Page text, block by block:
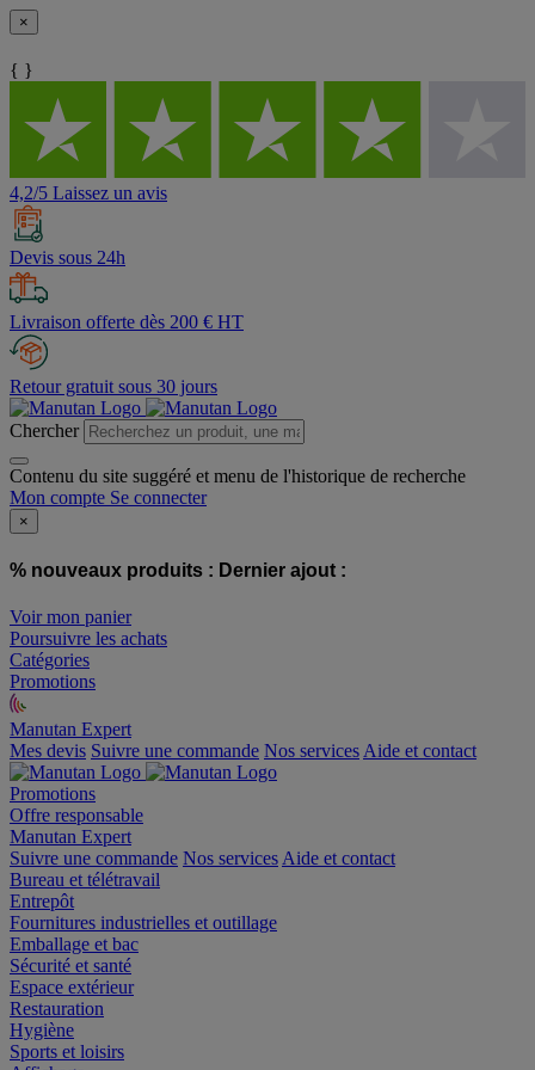
×
{ }
4,2/5 Laissez un avis
Devis sous 24h
Livraison offerte dès 200 € HT
Retour gratuit sous 30 jours
Chercher
Contenu du site suggéré et menu de l'historique de recherche
Mon compte Se connecter
×
% nouveaux produits : Dernier ajout :
Voir mon panier
Poursuivre les achats
Catégories
Promotions
Manutan Expert
offre reconditionnée
Mes devis Suivre une commande Nos services
Promotions
Offre responsable
Manutan Expert
Suivre une commande
Bureau et télétravail
Entrepôt
Fournitures industrielles et outillage
Emballage et bac
Sécurité et santé
Espace extérieur
Restauration
Hygiène